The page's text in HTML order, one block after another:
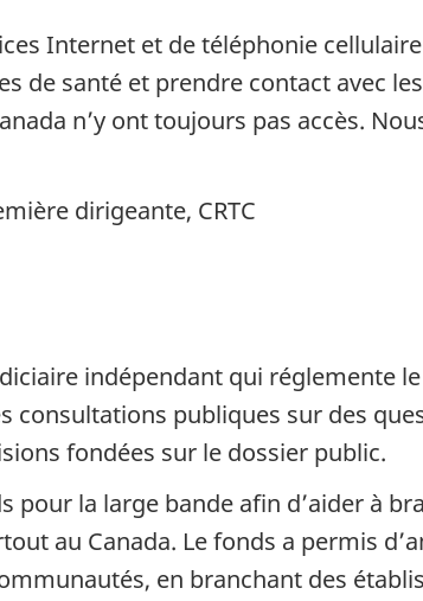
Internet et de téléphonie
de santé et prendre contact avec
n’y ont toujours pas accès.
dirigeante, CRTC
indépendant qui réglemente
consultations publiques sur des
fondées sur le dossier public.
pour la large bande afin d’aider à
au Canada. Le fonds a permis
en branchant des